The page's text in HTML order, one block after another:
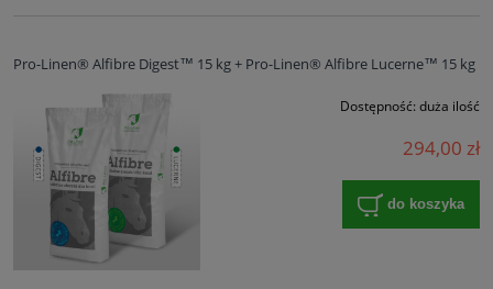
Pro-Linen® Alfibre Digest™ 15 kg + Pro-Linen® Alfibre Lucerne™ 15 kg
Dostępność: duża ilość
294,00 zł
do koszyka